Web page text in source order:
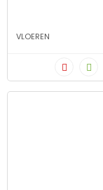
VLOEREN